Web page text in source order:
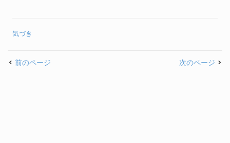
気づき
前のページ 次のページ